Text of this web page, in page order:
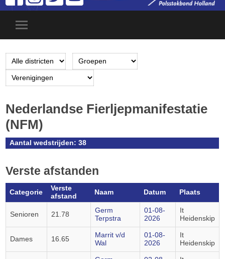
Nederlandse Fierljepmanifestatie
(NFM)
Aantal wedstrijden: 38
Verste afstanden
Categorie
Verste
afstand
Naam Datum Plaats
Senioren 21.78
Germ
Terpstra
01-08-
2026
It
Heidenskip
Dames 16.65
Marrit v/d
Wal
01-08-
2026
It
Heidenskip